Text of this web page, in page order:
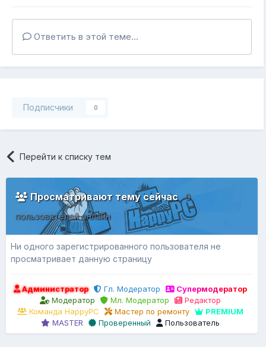
Ответить в этой теме...
Подписчики 0
Перейти к списку тем
Просматривают тему сейчас0
пользователей онлайн
Ни одного зарегистрированного пользователя не
просматривает данную страницу
Администратор Гл. Модератор
Супермодератор
Модератор
Мл. Модератор
Редактор
Команда HappyPC
Мастер по ремонту
PREMIUM
MASTER
Проверенный Пользователь